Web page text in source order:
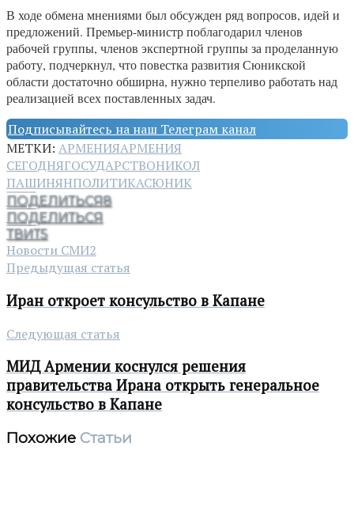
В ходе обмена мнениями был обсужден ряд вопросов, идей и
предложений. Премьер-министр поблагодарил членов
рабочей группы, членов экспертной группы за проделанную
работу, подчеркнул, что повестка развития Сюникской
области достаточно обширна, нужно терпеливо работать над
реализацией всех поставленных задач.
Подписывайтесь на наш Телеграм канал
МЕТКИ: АРМЕНИЯАРМЕНИЯ
СЕГОДНЯГОСУДАРСТВОНИКОЛ
ПАШИНЯНПОЛИТИКАСЮНИК
ПОДЕЛИТЬСЯ8
ПОДЕЛИТЬСЯ
ТВИТ5
Новости СМИ2
Предыдущая статья
Иран откроет консульство в Капане
Следующая статья
МИД Армении коснулся решения
правительства Ирана открыть генеральное
консульство в Капане
Похожие Статьи